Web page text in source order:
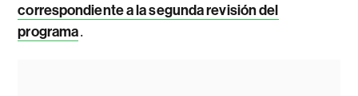
correspondiente a la segunda revisión del
programa.